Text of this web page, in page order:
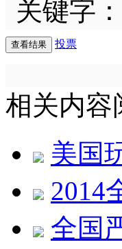
关键字：
投票
相关内容
美国
2014
全国